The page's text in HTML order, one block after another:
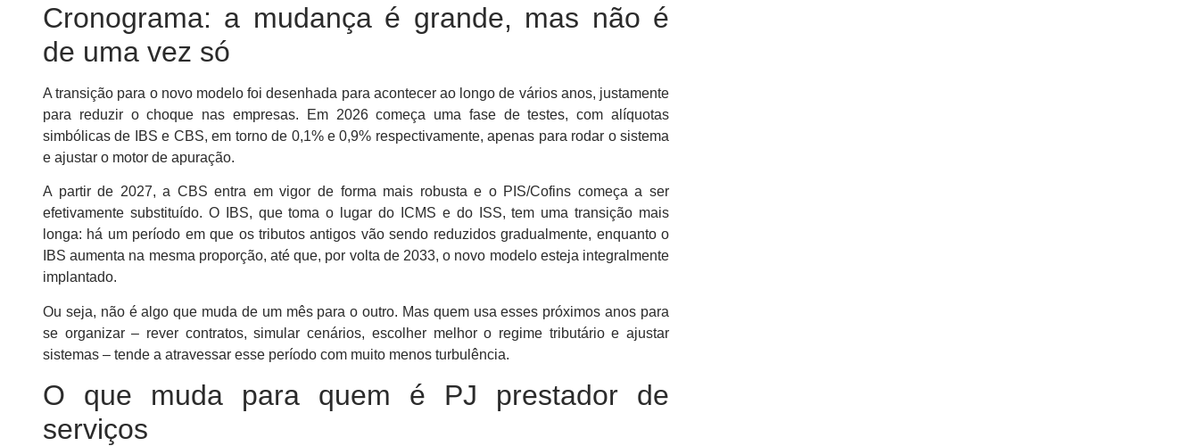
Cronograma: a mudança é grande, mas não é
de uma vez só
A transição para o novo modelo foi desenhada para acontecer ao longo de vários anos, justamente
para reduzir o choque nas empresas. Em 2026 começa uma fase de testes, com alíquotas
simbólicas de IBS e CBS, em torno de 0,1% e 0,9% respectivamente, apenas para rodar o sistema
e ajustar o motor de apuração.
A partir de 2027, a CBS entra em vigor de forma mais robusta e o PIS/Cofins começa a ser
efetivamente substituído. O IBS, que toma o lugar do ICMS e do ISS, tem uma transição mais
longa: há um período em que os tributos antigos vão sendo reduzidos gradualmente, enquanto o
IBS aumenta na mesma proporção, até que, por volta de 2033, o novo modelo esteja integralmente
implantado.
Ou seja, não é algo que muda de um mês para o outro. Mas quem usa esses próximos anos para
se organizar – rever contratos, simular cenários, escolher melhor o regime tributário e ajustar
sistemas – tende a atravessar esse período com muito menos turbulência.
O que muda para quem é PJ prestador de
serviços